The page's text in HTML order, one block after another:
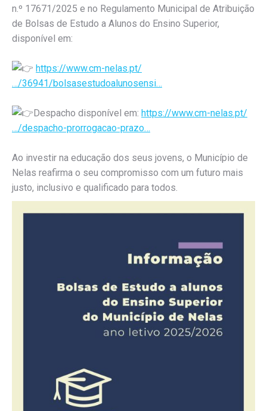
n.º 17671/2025 e no Regulamento Municipal de Atribuição
de Bolsas de Estudo a Alunos do Ensino Superior,
disponível em:
https://www.cm-nelas.pt/
…/36941/bolsasestudoalunosensi…
Despacho disponível em: https://www.cm-nelas.pt/
…/despacho-prorrogacao-prazo…
Ao investir na educação dos seus jovens, o Município de
Nelas reafirma o seu compromisso com um futuro mais
justo, inclusivo e qualificado para todos.